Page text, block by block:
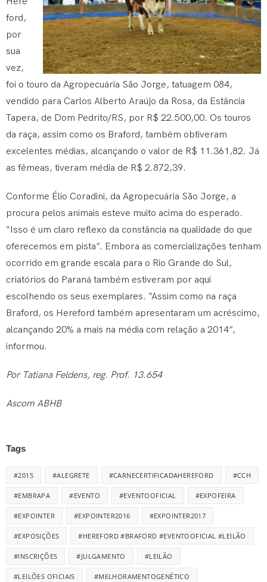
ford,
por
sua
vez,
foi o touro da Agropecuária São Jorge, tatuagem 084,
vendido para Carlos Alberto Araújo da Rosa, da Estância
Tapera, de Dom Pedrito/RS, por R$ 22.500,00. Os touros
da raça, assim como os Braford, também obtiveram
excelentes médias, alcançando o valor de R$ 11.361,82. Já
as fêmeas, tiveram média de R$ 2.872,39.
Conforme Élio Coradini, da Agropecuária São Jorge, a
procura pelos animais esteve muito acima do esperado.
“Isso é um claro reflexo da constância na qualidade do que
oferecemos em pista”. Embora as comercializações tenham
ocorrido em grande escala para o Rio Grande do Sul,
criatórios do Paraná também estiveram por aqui
escolhendo os seus exemplares. “Assim como na raça
Braford, os Hereford também apresentaram um acréscimo,
alcançando 20% a mais na média com relação a 2014”,
informou.
Por Tatiana Feldens, reg. Prof. 13.654
Ascom ABHB
Tags
#2015 #ALEGRETE #CARNECERTIFICADAHEREFORD #CCH
#EMBRAPA #EVENTO #EVENTOOFICIAL #EXPOFEIRA
#EXPOINTER #EXPOINTER2016 #EXPOINTER2017
#EXPOSIÇÕES #HEREFORD #BRAFORD #EVENTOOFICIAL #LEILÃO
#INSCRIÇÕES #JULGAMENTO #LEILÃO
#LEILÕES OFICIAIS #MELHORAMENTOGENÉTICO